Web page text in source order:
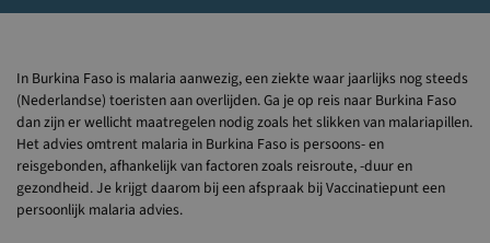
In Burkina Faso is malaria aanwezig, een ziekte waar jaarlijks nog steeds
(Nederlandse) toeristen aan overlijden. Ga je op reis naar Burkina Faso
dan zijn er wellicht maatregelen nodig zoals het slikken van malariapillen.
Het advies omtrent malaria in Burkina Faso is persoons- en
reisgebonden, afhankelijk van factoren zoals reisroute, -duur en
gezondheid. Je krijgt daarom bij een afspraak bij Vaccinatiepunt een
persoonlijk malaria advies.